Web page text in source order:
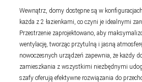
Wewnątrz, domy dostępne są w
każda z 2 łazienkami, co czyni je idealnymi
Przestrzenie zaprojektowano, aby
wentylację, tworząc przytulną i jasną
nowoczesnych urządzeń zapewnia, że każdy
zamieszkania z wszystkimi niezbędnymi
szafy oferują efektywne rozwiązania do